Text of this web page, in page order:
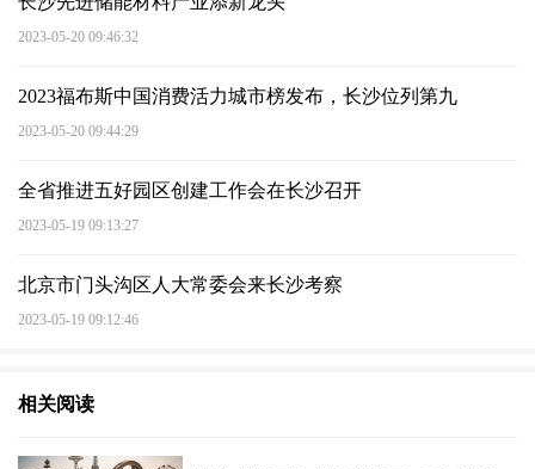
2023-05-20 09:46:32
2023福布斯中国消费活力城市榜发布，长沙位列第九
2023-05-20 09:44:29
全省推进五好园区创建工作会在长沙召开
2023-05-19 09:13:27
北京市门头沟区人大常委会来长沙考察
2023-05-19 09:12:46
相关阅读